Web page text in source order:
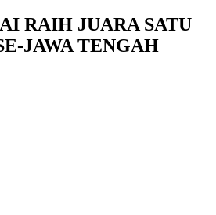
RAIH JUARA SATU
JAWA TENGAH